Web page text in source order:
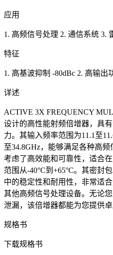
应用
1. 高频信号处理 2. 通信系统 3.
特征
1. 高基波抑制 -80dBc 2. 高输出
详述
ACTIVE 3X FREQUENCY
设计的高性能射频倍增器，具
力。其输入频率范围为11.1至
至34.8GHz，能够满足各种高
考虑了高效能和可靠性，适合
范围从-40°C到+65°C。其密封
中的稳定性和耐用性，非常适
其他高频信号处理设备。无论
泄漏，该倍增器都能为您提供卓
规格书
下载规格书